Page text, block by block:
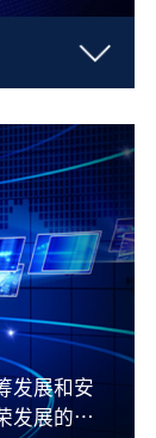
发展和安
发展的通